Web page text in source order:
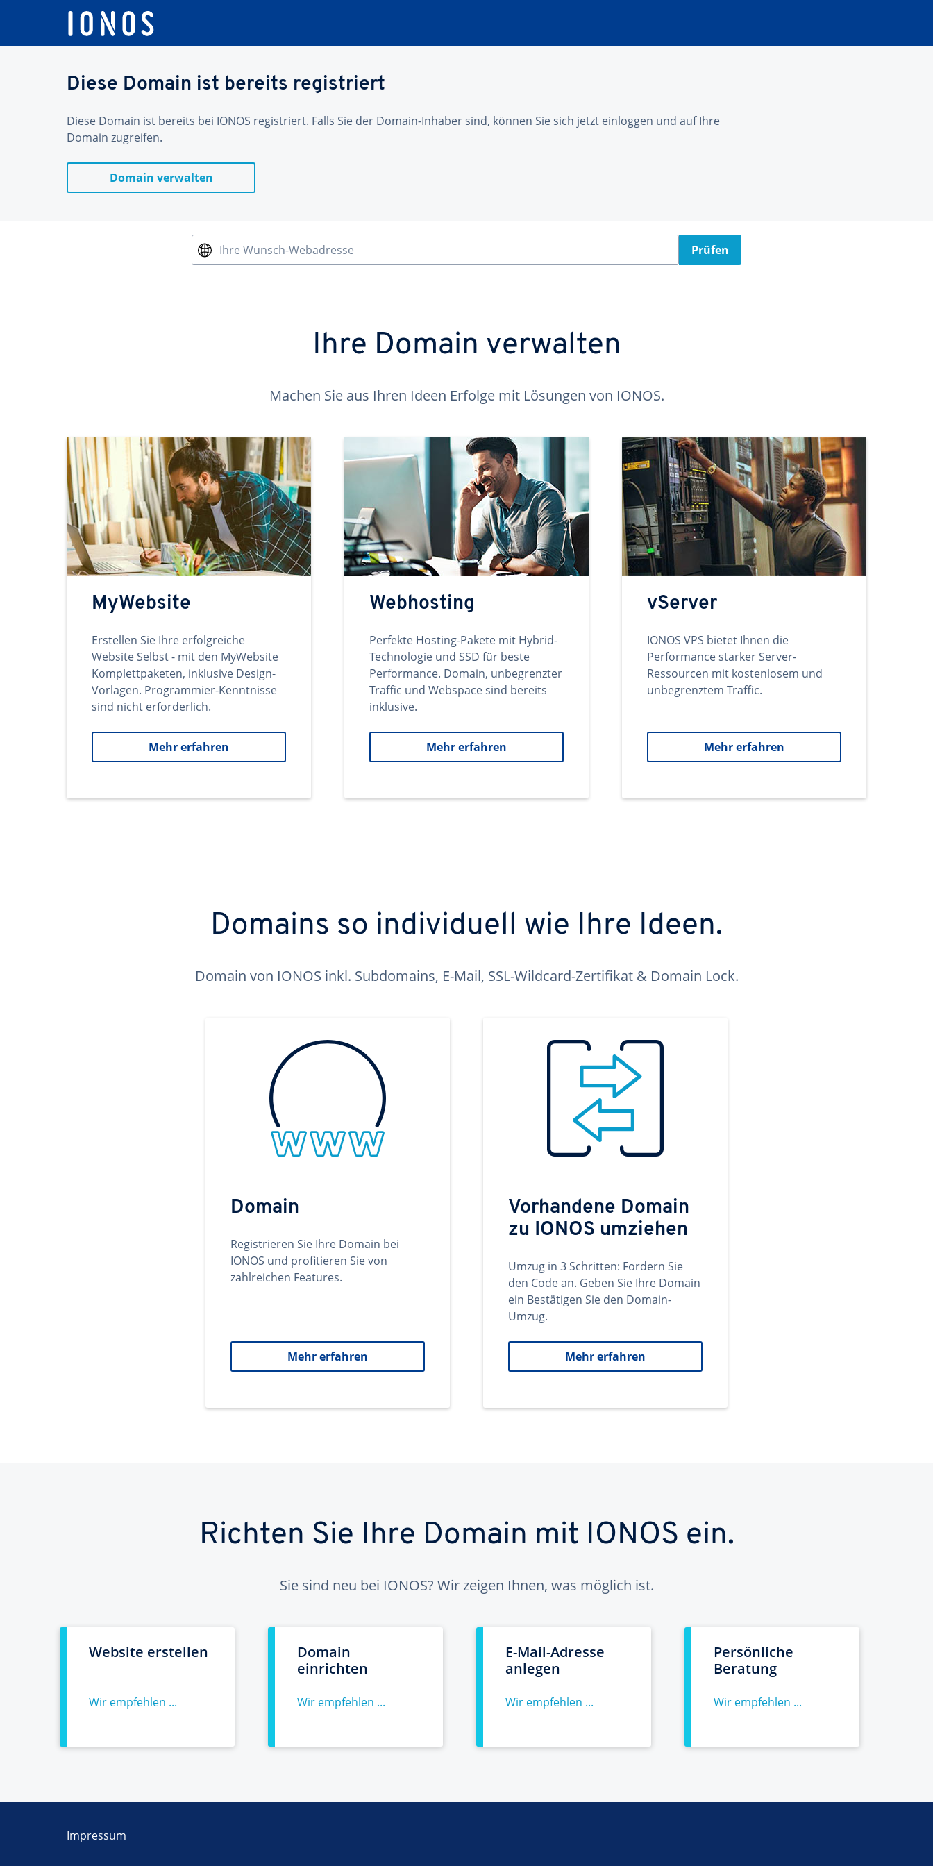
Diese Domain ist bereits registriert
Diese Domain ist bereits bei IONOS registriert. Falls Sie der Domain-Inhaber sind, können Sie sich jetzt einloggen und auf Ihre
Domain zugreifen.
Domain verwalten
Ihre Wunsch-Webadresse Prüfen
Ihre Domain verwalten
Machen Sie aus Ihren Ideen Erfolge mit Lösungen von IONOS.
MyWebsite
Erstellen Sie Ihre erfolgreiche
Website Selbst - mit den MyWebsite
Komplettpaketen, inklusive Design-
Vorlagen. Programmier-Kenntnisse
sind nicht erforderlich.
Mehr erfahren
Webhosting
Perfekte Hosting-Pakete mit Hybrid-
Technologie und SSD für beste
Performance. Domain, unbegrenzter
Traffic und Webspace sind bereits
inklusive.
Mehr erfahren
vServer
IONOS VPS bietet Ihnen die
Performance starker Server-
Ressourcen mit kostenlosem und
unbegrenztem Traffic.
Mehr erfahren
Domains so individuell wie Ihre Ideen.
Domain von IONOS inkl. Subdomains, E-Mail, SSL-Wildcard-Zertifikat & Domain Lock.
Domain
Registrieren Sie Ihre Domain bei
IONOS und profitieren Sie von
zahlreichen Features.
Mehr erfahren
Vorhandene Domain
zu IONOS umziehen
Umzug in 3 Schritten: Fordern Sie
den Code an. Geben Sie Ihre Domain
ein Bestätigen Sie den Domain-
Umzug.
Mehr erfahren
Richten Sie Ihre Domain mit IONOS ein.
Sie sind neu bei IONOS? Wir zeigen Ihnen, was möglich ist.
Website erstellen
Wir empfehlen ...
Domain
einrichten
Wir empfehlen ...
E-Mail-Adresse
anlegen
Wir empfehlen ...
Persönliche
Beratung
Wir empfehlen ...
Impressum